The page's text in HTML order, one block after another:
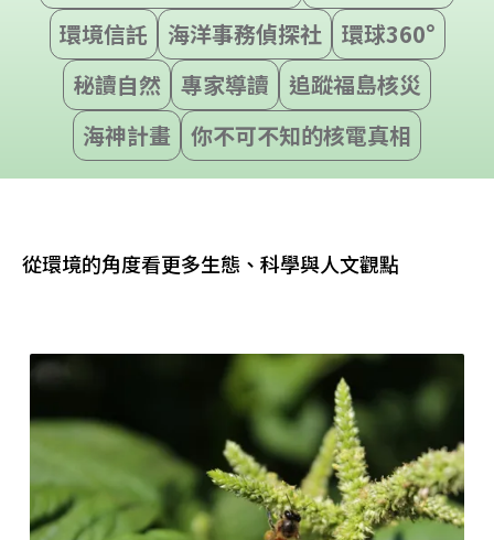
環境信託
海洋事務偵探社
環球360°
秘讀自然
專家導讀
追蹤福島核災
海神計畫
你不可不知的核電真相
從環境的角度看更多生態、科學與人文觀點